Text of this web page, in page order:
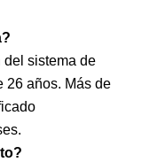
sistema de
26 años. Más de